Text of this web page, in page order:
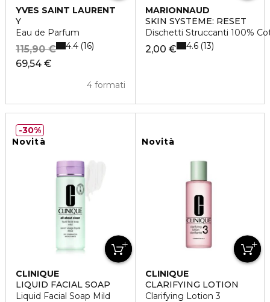
YVES SAINT LAURENT
Y
Eau de Parfum
69,54 €
115,90 €
4 formati
4.4 16
MARIONNAUD
SKIN SYSTÈME: RESET
Dischetti Struccanti 100%
2,00 € 4.6 13
Novità
CLINIQUE
LIQUID FACIAL SOAP
Liquid Facial Soap Mild
30%
Novità
CLINIQUE
CLARIFYING LOTION
Clarifying Lotion 3